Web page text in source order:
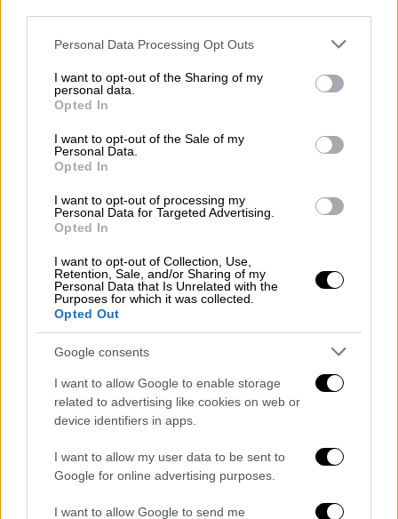
Please note that this website/app uses one or more Google
not limited to your visit or usage behaviour. You may click to
grant or deny consent to Google and its third-party tags to
use your data for below specified purposes in below Google
consent section.
Personal Data Processing Opt Outs
I want to opt-out of the Sharing of my
personal data.
Opted In
I want to opt-out of the Sale of my
Personal Data.
Opted In
I want to opt-out of processing my
Personal Data for Targeted Advertising.
Opted In
I want to opt-out of Collection, Use,
Retention, Sale, and/or Sharing of my
Personal Data that Is Unrelated with the
Purposes for which it was collected.
Opted Out
Google consents
I want to allow Google to enable storage
related to advertising like cookies on web or
device identifiers in apps.
I want to allow my user data to be sent to
Google for online advertising purposes.
I want to allow Google to send me
λένε «έχεις πολύ άγχος»
Ελλάδα|02.08.2026 09:32
Κυψέλη: Χωρίς αποτυπώματα και DNA η
βαλίτσα όπου βρέθηκε η 38χρονη - Ο
«Μάρκος» που ψάχνει η ΕΛΑΣ
Άστεγος που διέμενε στο εγκαταλελειμμένο
κτίριο αγνοείται από τη στιγμή που